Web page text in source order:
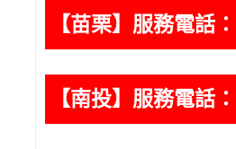
【苗栗】服務電話：
【南投】服務電話：